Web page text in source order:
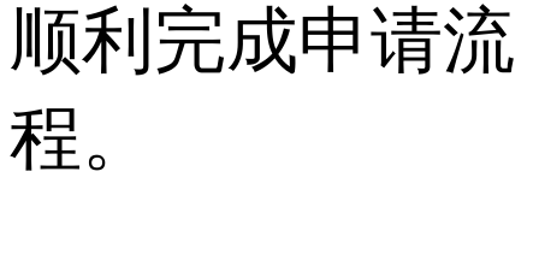
顺利完成申请流
程。